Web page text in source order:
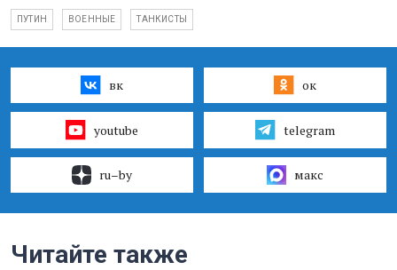
ПУТИН ВОЕННЫЕ ТАНКИСТЫ
вк ок
youtube telegram
ru–by макс
Читайте также